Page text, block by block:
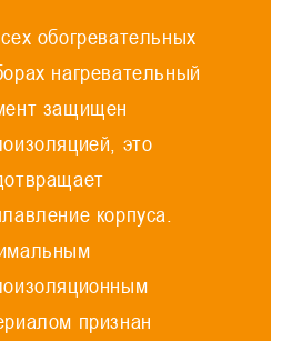
обогревательных
нагревательный
защищен
это
корпуса.
признан